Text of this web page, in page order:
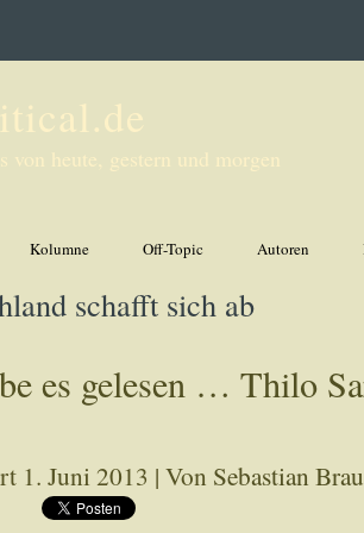
von heute, gestern und morgen
Kolumne Off-Topic Autoren
schafft sich ab
es gelesen … Thilo
1. Juni 2013 | Von Sebastian